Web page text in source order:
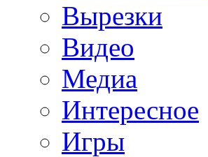
Вырезки
Видео
Медиа
Интересное
Игры